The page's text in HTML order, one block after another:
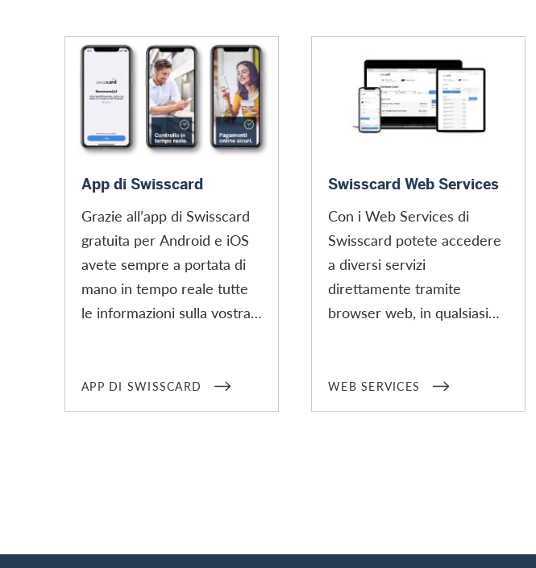
App di Swisscard
Grazie all’app di Swisscard
gratuita per Android e iOS
avete sempre a portata di
mano in tempo reale tutte
le informazioni sulla vostra
stessa ovunque vi troviate.
Il servizio 3-D Secure è
APP DI SWISSCARD
Swisscard Web Services
Con i Web Services di
Swisscard potete accedere
a diversi servizi
direttamente tramite
browser web, in qualsiasi
questo servizio vi occorre
soltanto il vostro
WEB SERVICES
Footer